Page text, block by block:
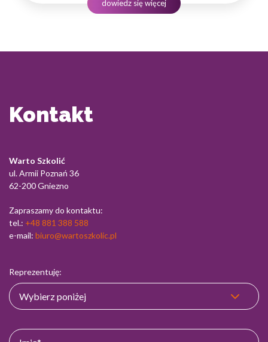
dowiedz się więcej
Kontakt
Warto Szkolić
ul. Armii Poznań 36
62-200 Gniezno
Zapraszamy do kontaktu:
tel.: +48 881 388 588
e-mail: biuro@wartoszkolic.pl
Reprezentuję: